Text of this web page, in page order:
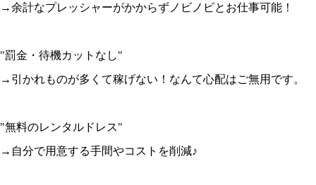
→余計なプレッシャーがかからずノビノビとお仕事可能！
"罰金・待機カットなし"
→引かれものが多くて稼げない！なんて心配はご無用です。
"無料のレンタルドレス"
→自分で用意する手間やコストを削減♪